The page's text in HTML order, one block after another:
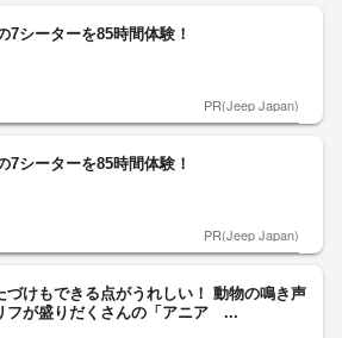
7シーターを85時間体験！
PR(Jeep Japan)
7シーターを85時間体験！
PR(Jeep Japan)
づけもできる点がうれしい！ 動物の鳴き声
フが盛りだくさんの「アニア ...